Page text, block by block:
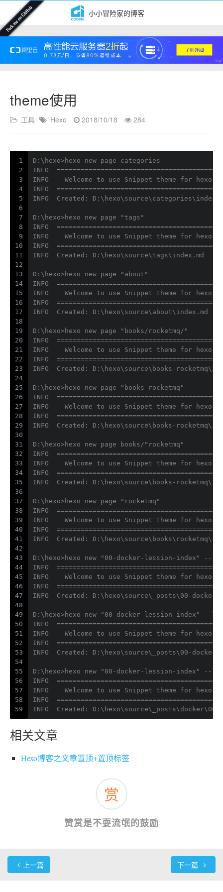
小小冒险家的博客
theme使用
工具 Hexo 2018/10/18 284
1
2
3
4
5
6
7
8
9
10
11
12
13
14
15
16
17
18
19
20
21
22
23
24
25
26
27
28
29
30
31
32
33
34
35
36
37
38
39
40
41
42
43
44
45
46
47
48
49
50
51
52
53
54
55
56
57
58
59
D:\hexo>hexo new page categories
INFO  =========================================
INFO    Welcome to use Snippet theme for hexo
INFO  =========================================
INFO  Created:
D:\hexo>hexo new page "tags"
INFO  =========================================
INFO    Welcome to use Snippet theme for hexo
INFO  =========================================
INFO  Created: D:\hexo\source\tags\index.md
D:\hexo>hexo new page "about"
INFO  =========================================
INFO    Welcome to use Snippet theme for hexo
INFO  =========================================
INFO  Created: D:\hexo\source\about\index.md
D:\hexo>hexo new page "books/rocketmq/"
INFO  =========================================
INFO    Welcome to use Snippet theme for hexo
INFO  =========================================
INFO  Created: D:\hexo\source\books-
D:\hexo>hexo new page "books rocketmq"
INFO  =========================================
INFO    Welcome to use Snippet theme for hexo
INFO  =========================================
INFO  Created: D:\hexo\source\books-
D:\hexo>hexo new page books/"rocketmq"
INFO  =========================================
INFO    Welcome to use Snippet theme for hexo
INFO  =========================================
INFO  Created: D:\hexo\source\books-
D:\hexo>hexo new page "rocketmq"
INFO  =========================================
INFO    Welcome to use Snippet theme for hexo
INFO  =========================================
INFO  Created:
D:\hexo>hexo new "00-docker-lession-index" --
INFO  =========================================
INFO    Welcome to use Snippet theme for hexo
INFO  =========================================
INFO  Created: D:\hexo\source\_posts\00-docker-
D:\hexo>hexo new "00-docker-lession-index" --
INFO  =========================================
INFO    Welcome to use Snippet theme for hexo
INFO  =========================================
INFO  Created: D:\hexo\source\_posts\00-docker-
D:\hexo>hexo new "00-docker-lession-index" --
INFO  =========================================
INFO    Welcome to use Snippet theme for hexo
INFO  =========================================
INFO  Created:
相关文章
Hexo博客之文章置顶+置顶标签
赏
赞赏是不耍流氓的鼓励
上一篇 下一篇